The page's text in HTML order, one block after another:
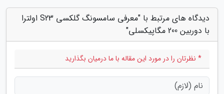
دیدگاه های مرتبط با "معرفی سامسونگ گلکسی S23 اولترا
با دوربین 200 مگاپیکسلی"
* نظرتان را در مورد این مقاله با ما درمیان بگذارید